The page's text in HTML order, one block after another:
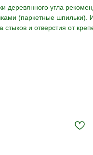
деревянного угла
(паркетные шпильки).
стыков и отверстия от